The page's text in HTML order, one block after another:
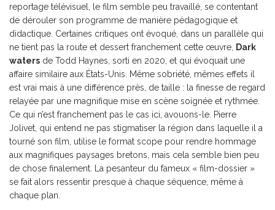
reportage télévisuel, le film semble peu travaillé, se contentant
de dérouler son programme de manière pédagogique et
didactique. Certaines critiques ont évoqué, dans un parallèle qui
ne tient pas la route et dessert franchement cette œuvre,
Dark
waters de Todd Haynes, sorti en 2020, et qui évoquait une
affaire similaire aux États-Unis. Même sobriété, mêmes effets il
est vrai mais à une différence près, de taille : la finesse de regard
relayée par une magnifique mise en scène soignée et rythmée.
Ce qui n’est franchement pas le cas ici, avouons-le. Pierre
Jolivet, qui entend ne pas stigmatiser la région dans laquelle il a
tourné son film, utilise le format scope pour rendre hommage
aux magnifiques paysages bretons, mais cela semble bien peu
de chose finalement. La pesanteur du fameux « film-dossier »
se fait alors ressentir presque à chaque séquence, même à
chaque plan.